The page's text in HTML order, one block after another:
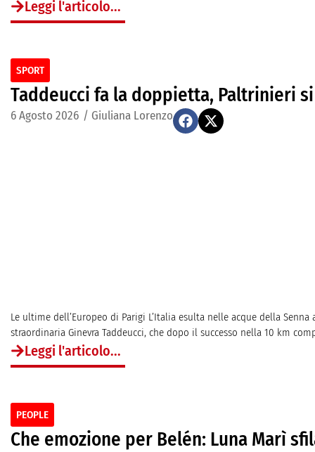
Leggi l'articolo...
SPORT
Taddeucci fa la doppietta, Paltrinieri
6 Agosto 2026 / Giuliana Lorenzo
Le ultime dell’Europeo di Parigi L’Italia esulta nelle acque della
straordinaria Ginevra Taddeucci, che dopo il successo nella 10 km
Leggi l'articolo...
PEOPLE
Che emozione per Belén: Luna Marì